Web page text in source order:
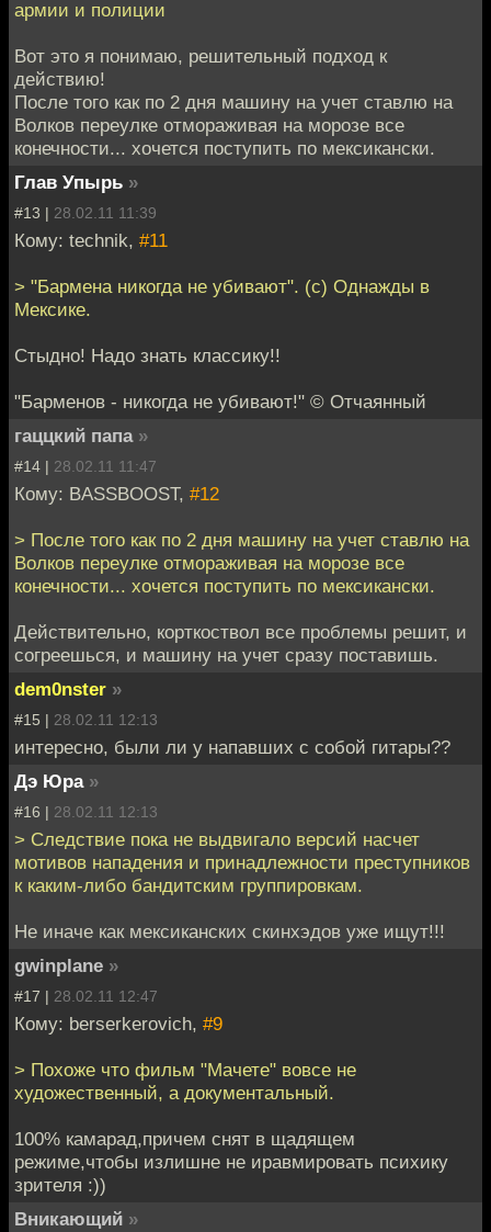
армии и полиции
Вот это я понимаю, решительный подход к
действию!
После того как по 2 дня машину на учет ставлю на
Волков переулке отмораживая на морозе все
конечности... хочется поступить по мексикански.
Глав Упырь »
#13 | 28.02.11 11:39
Кому: technik, #11
> "Бармена никогда не убивают". (с) Однажды в
Мексике.
Стыдно! Надо знать классику!!
"Барменов - никогда не убивают!" © Отчаянный
гаццкий папа »
#14 | 28.02.11 11:47
Кому: BASSBOOST, #12
> После того как по 2 дня машину на учет ставлю на
Волков переулке отмораживая на морозе все
конечности... хочется поступить по мексикански.
Действительно, корткоствол все проблемы решит, и
согреешься, и машину на учет сразу поставишь.
dem0nster »
#15 | 28.02.11 12:13
интересно, были ли у напавших с собой гитары??
Дэ Юра »
#16 | 28.02.11 12:13
> Следствие пока не выдвигало версий насчет
мотивов нападения и принадлежности преступников
к каким-либо бандитским группировкам.
Не иначе как мексиканских скинхэдов уже ищут!!!
gwinplane »
#17 | 28.02.11 12:47
Кому: berserkerovich, #9
> Похоже что фильм "Мачете" вовсе не
художественный, а документальный.
100% камарад,причем снят в щадящем
режиме,чтобы излишне не иравмировать психику
зрителя :))
Вникающий »